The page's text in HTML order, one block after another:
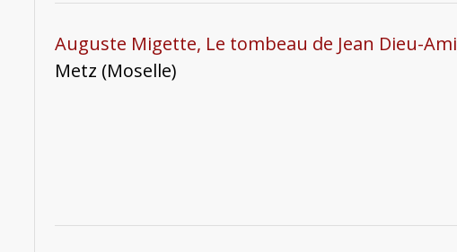
meurt après un long veuvage après 1404.
Auguste Migette, Le tombeau de Jean Dieu-Ami
Metz (Moselle)